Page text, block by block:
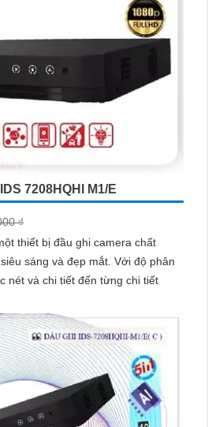
7208HQHI M1/E
₫
thiết bị đầu ghi camera chất
và đẹp mắt. Với độ phân
nét và chi tiết đến từng chi tiết